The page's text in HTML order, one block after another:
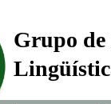
Grupo de